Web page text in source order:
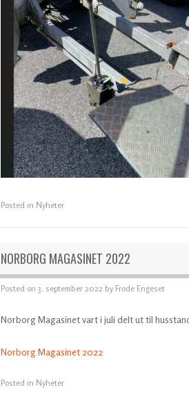
Posted in Nyheter
NORBORG MAGASINET 2022
Posted on 3. september 2022 by Frode Engeset
Norborg Magasinet vart i juli delt ut til
Norborg Magasinet 2022
Posted in Nyheter